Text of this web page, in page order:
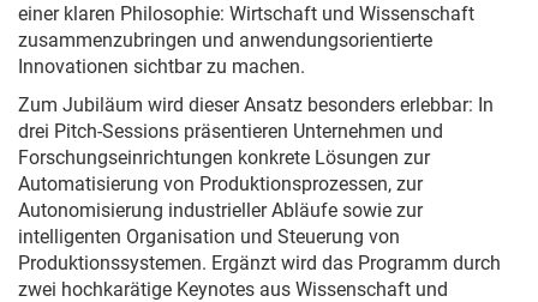
einer klaren Philosophie: Wirtschaft und Wissenschaft
zusammenzubringen und anwendungsorientierte
Innovationen sichtbar zu machen.
Zum Jubiläum wird dieser Ansatz besonders erlebbar: In
drei Pitch-Sessions präsentieren Unternehmen und
Forschungseinrichtungen konkrete Lösungen zur
Automatisierung von Produktionsprozessen, zur
Autonomisierung industrieller Abläufe sowie zur
intelligenten Organisation und Steuerung von
Produktionssystemen. Ergänzt wird das Programm durch
zwei hochkarätige Keynotes aus Wissenschaft und